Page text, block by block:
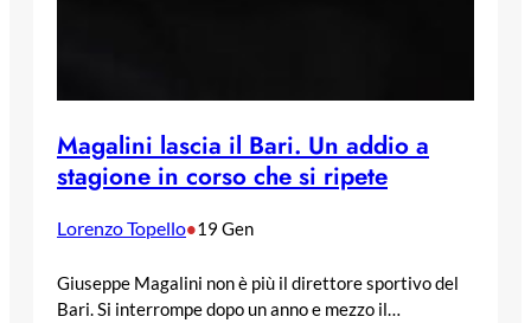
Magalini lascia il Bari. Un addio a
stagione in corso che si ripete
Lorenzo Topello•19 Gen
Giuseppe Magalini non è più il direttore sportivo del
Bari. Si interrompe dopo un anno e mezzo il…